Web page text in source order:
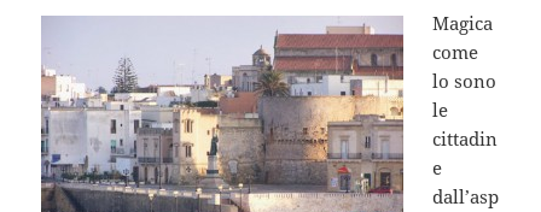
Magica
come
lo sono
le
cittadin
e
dall’asp